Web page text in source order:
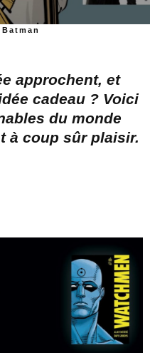
Batman
approchent, et
cadeau ? Voici
du monde
à coup sûr plaisir.